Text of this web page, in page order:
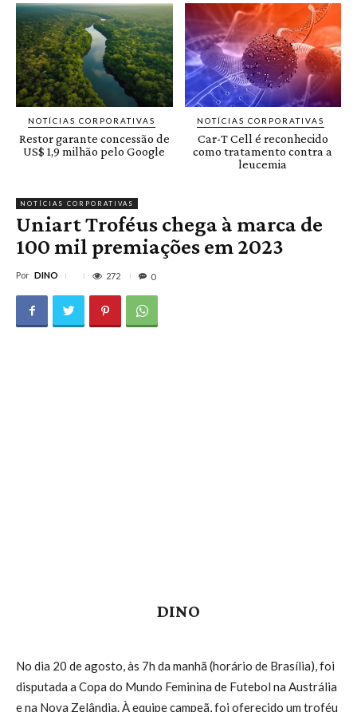
NOTÍCIAS CORPORATIVAS
Restor garante concessão de
US$ 1,9 milhão pelo Google
NOTÍCIAS CORPORATIVAS
Car-T Cell é reconhecido
como tratamento contra a
leucemia